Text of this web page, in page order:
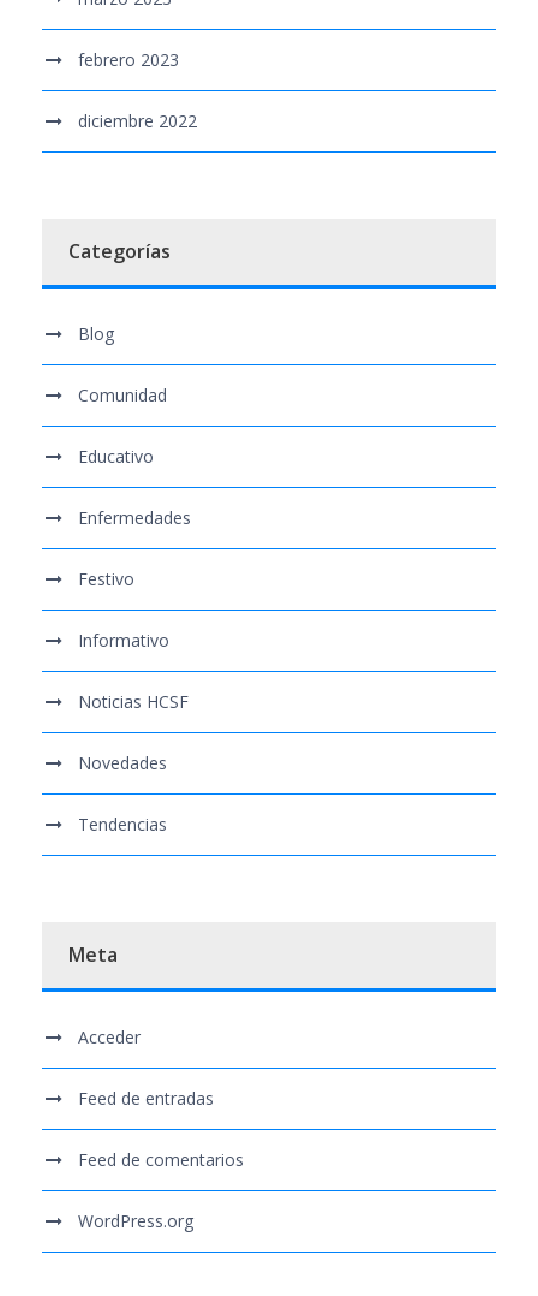
febrero 2023
diciembre 2022
Categorías
Blog
Comunidad
Educativo
Enfermedades
Festivo
Informativo
Noticias HCSF
Novedades
Tendencias
Meta
Acceder
Feed de entradas
Feed de comentarios
WordPress.org